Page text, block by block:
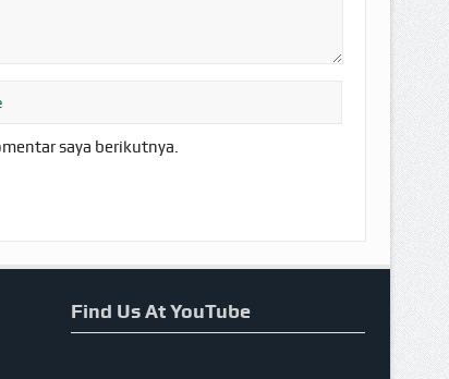
saya berikutnya.
Find Us At YouTube